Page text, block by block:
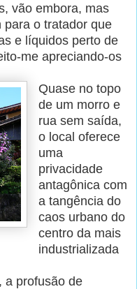
vão embora, mas
para o tratador que
e líquidos perto de
me apreciando-os
Quase no topo
de um morro e
rua sem saída,
o local oferece
uma
privacidade
antagônica com
a tangência do
caos urbano do
centro da mais
industrializada
a profusão de